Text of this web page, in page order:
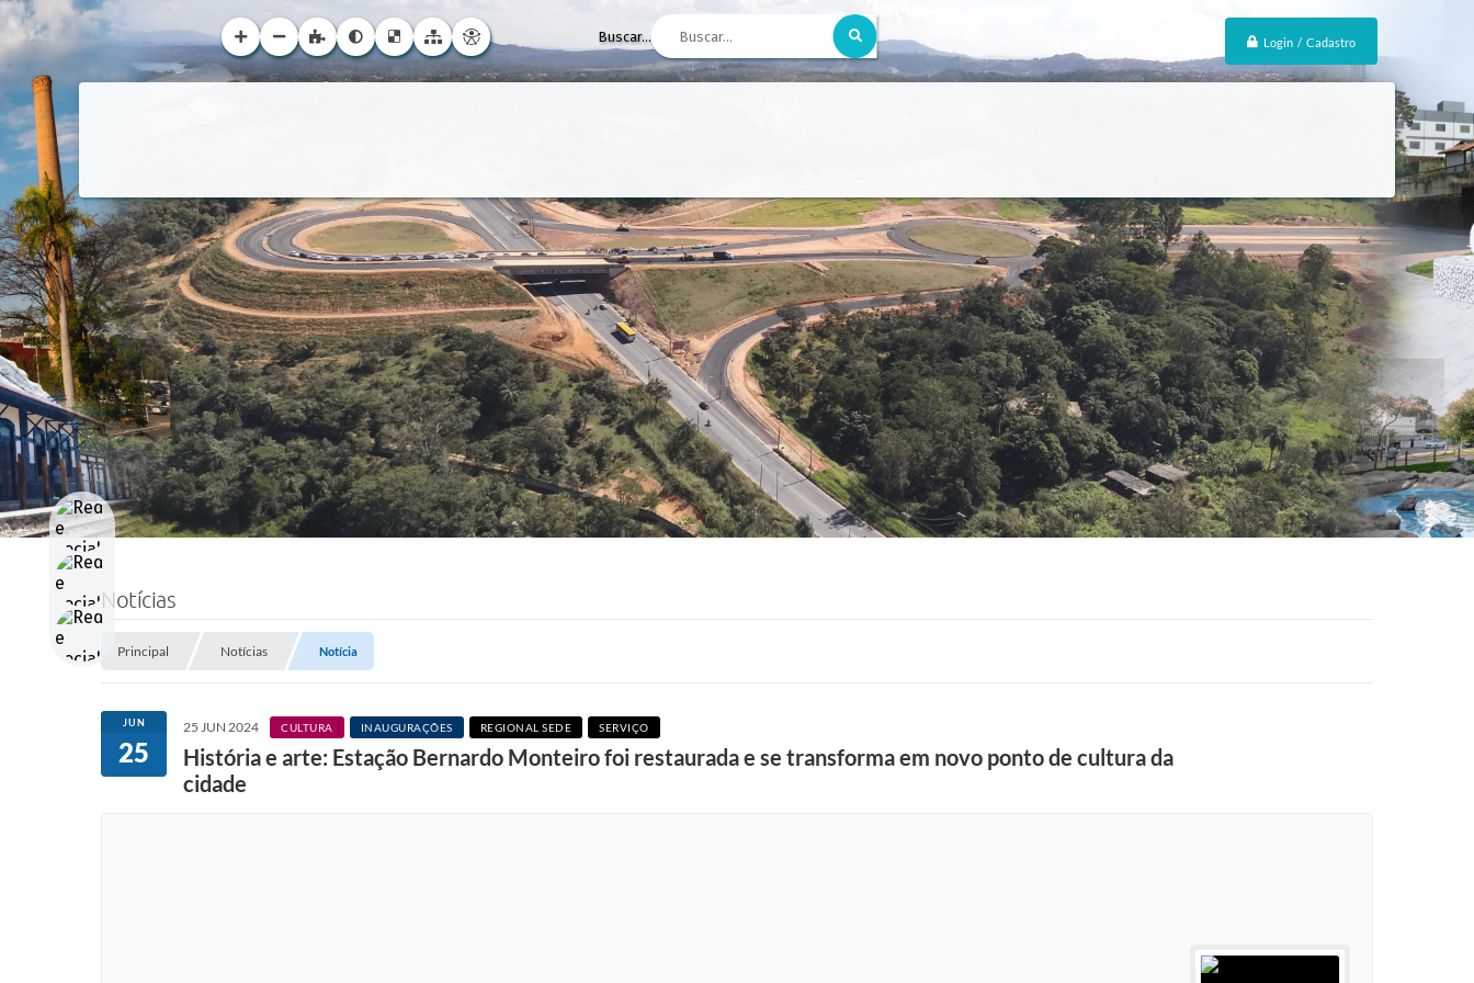
Login / Cadastro
Buscar...
Notícias
Principal Notícias Notícia
JUN
25
25 JUN 2024 CULTURA INAUGURAÇÕES REGIONAL SEDE SERVIÇO
História e arte: Estação Bernardo Monteiro foi restaurada e se transforma em novo ponto de cultura da
cidade
F
o
t